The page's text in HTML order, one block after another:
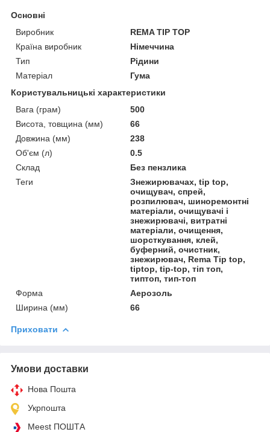
Основні
Виробник
REMA TIP TOP
Країна виробник
Німеччина
Тип
Рідини
Матеріал
Гума
Користувальницькі характеристики
Вага (грам)
500
Висота, товщина (мм)
66
Довжина (мм)
238
Об'єм (л)
0.5
Склад
Без пензлика
Теги
Знежирювачах, tip top,
очищувач, спрей,
розпилювач, шиноремонтні
матеріали, очищувачі і
знежирювачі, витратні
матеріали, очищення,
шорсткування, клей,
буферний, очистник,
знежирювач, Rema Tip top,
tiptop, tip-top, тіп топ,
типтоп, тип-топ
Форма
Аерозоль
Ширина (мм)
66
Приховати
Умови доставки
Нова Пошта
Укрпошта
Meest ПОШТА